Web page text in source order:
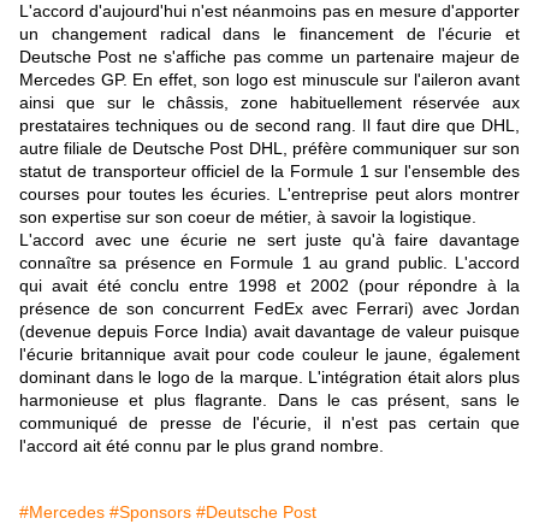
L'accord d'aujourd'hui n'est néanmoins pas en mesure d'apporter
un changement radical dans le financement de l'écurie et
Deutsche Post ne s'affiche pas comme un partenaire majeur de
Mercedes GP. En effet, son logo est minuscule sur l'aileron avant
ainsi que sur le châssis, zone habituellement réservée aux
prestataires techniques ou de second rang. Il faut dire que DHL,
autre filiale de Deutsche Post DHL, préfère communiquer sur son
statut de transporteur officiel de la Formule 1 sur l'ensemble des
courses pour toutes les écuries. L'entreprise peut alors montrer
son expertise sur son coeur de métier, à savoir la logistique.
L'accord avec une écurie ne sert juste qu'à faire davantage
connaître sa présence en Formule 1 au grand public. L'accord
qui avait été conclu entre 1998 et 2002 (pour répondre à la
présence de son concurrent FedEx avec Ferrari) avec Jordan
(devenue depuis Force India) avait davantage de valeur puisque
l'écurie britannique avait pour code couleur le jaune, également
dominant dans le logo de la marque. L'intégration était alors plus
harmonieuse et plus flagrante. Dans le cas présent, sans le
communiqué de presse de l'écurie, il n'est pas certain que
l'accord ait été connu par le plus grand nombre.
#Mercedes #Sponsors #Deutsche Post